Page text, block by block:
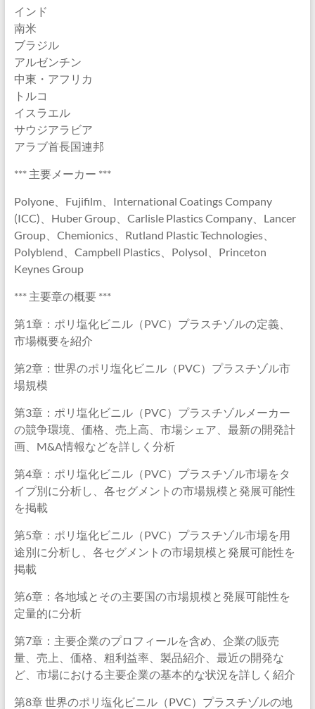
インド
南米
ブラジル
アルゼンチン
中東・アフリカ
トルコ
イスラエル
サウジアラビア
アラブ首長国連邦
*** 主要メーカー ***
Polyone、Fujifilm、International Coatings Company
(ICC)、Huber Group、Carlisle Plastics Company、Lancer
Group、Chemionics、Rutland Plastic Technologies、
Polyblend、Campbell Plastics、Polysol、Princeton
Keynes Group
*** 主要章の概要 ***
第1章：ポリ塩化ビニル（PVC）プラスチゾルの定義、
市場概要を紹介
第2章：世界のポリ塩化ビニル（PVC）プラスチゾル市
場規模
第3章：ポリ塩化ビニル（PVC）プラスチゾルメーカー
の競争環境、価格、売上高、市場シェア、最新の開発計
画、M&A情報などを詳しく分析
第4章：ポリ塩化ビニル（PVC）プラスチゾル市場をタ
イプ別に分析し、各セグメントの市場規模と発展可能性
を掲載
第5章：ポリ塩化ビニル（PVC）プラスチゾル市場を用
途別に分析し、各セグメントの市場規模と発展可能性を
掲載
第6章：各地域とその主要国の市場規模と発展可能性を
定量的に分析
第7章：主要企業のプロフィールを含め、企業の販売
量、売上、価格、粗利益率、製品紹介、最近の開発な
ど、市場における主要企業の基本的な状況を詳しく紹介
第8章 世界のポリ塩化ビニル（PVC）プラスチゾルの地